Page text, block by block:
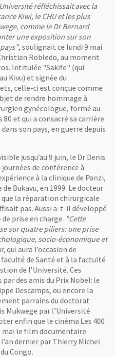
réfléchissait avec la
Kiwi, le CHU et les plus
comme le Dr Bernard
une exposition sur son
, soulignait ce lundi 9 mai
Robledo, au moment
Intitulée "Sakife" (qui
Kivu) et signée du
celle-ci est conçue comme
de rendre hommage à
gynécologue, formé au
80 et qui a consacré sa carrière
son pays, en guerre depuis
jusqu’au 9 juin, le Dr Denis
de conférence à
à la clinique de Panzi,
Bukavu, en 1999. Le docteur
la réparation chirurgicale
pas. Aussi a-t-il développé
prise en charge. "Cette
sur quatre piliers: une prise
socio-économique et
qui aura l’occasion de
de Santé et à la factulté
de l’Université. Ces
des amis du Prix Nobel: le
Descamps, ou encore la
parrains du doctorat
Mukwege par l’Université
enfin que le cinéma Les 400
mai le film documentaire
dernier par Thierry Michel
Congo.